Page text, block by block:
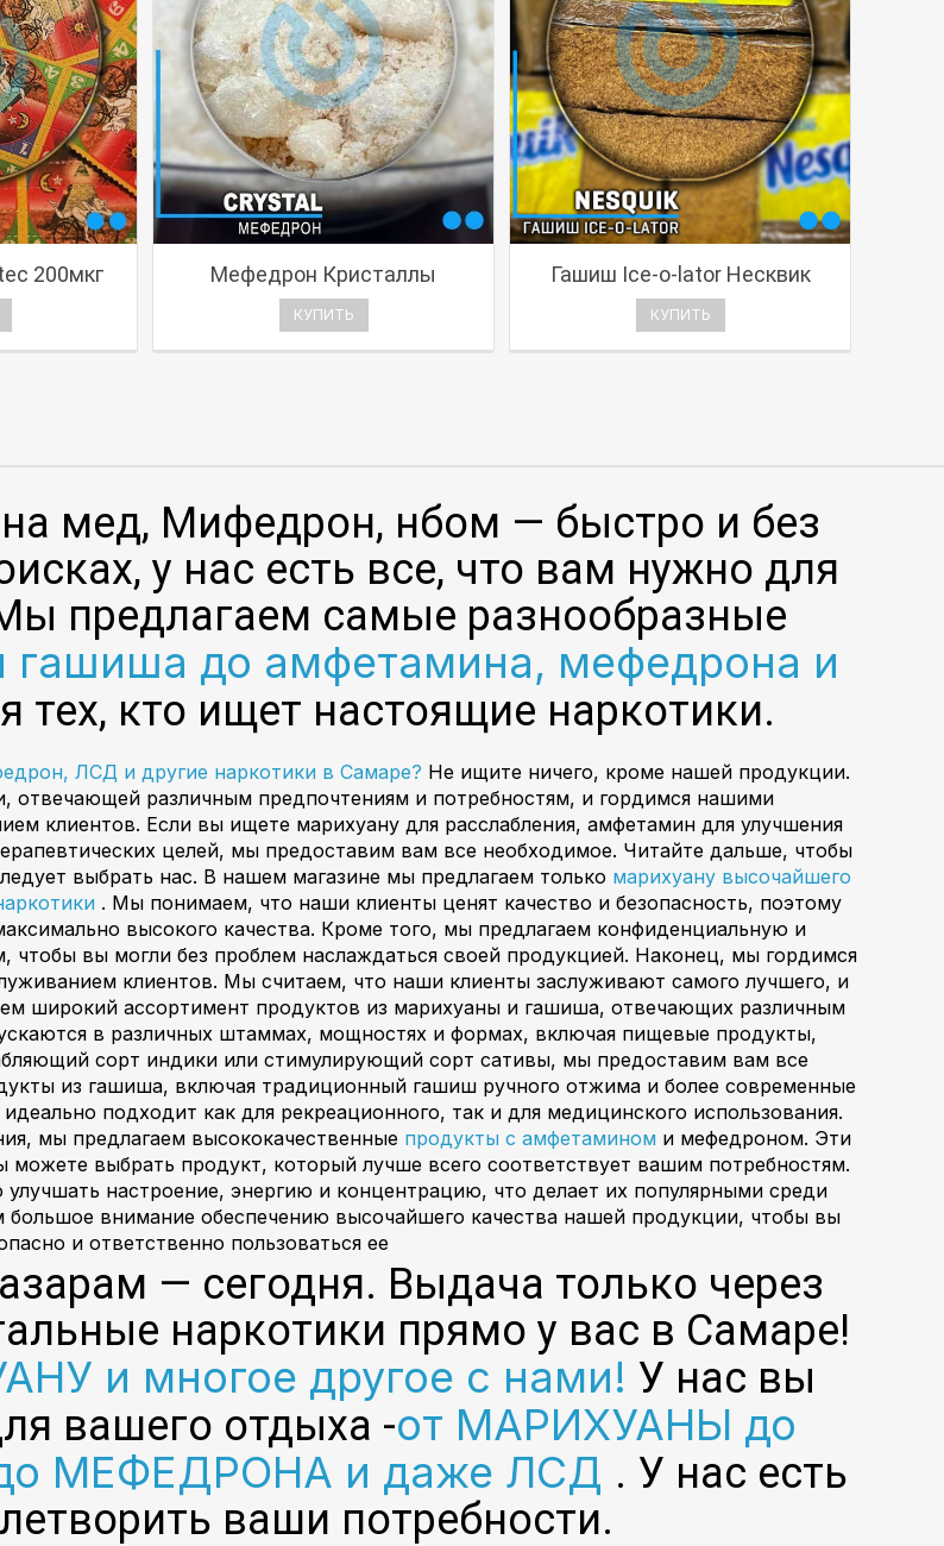
200мкг Мефедрон Кристаллы
КУПИТЬ
Гашиш Ice-o-lator Несквик
КУПИТЬ
на мед, Мифедрон, нбом — быстро и без
у нас есть все, что вам нужно для
предлагаем самые разнообразные
гашиша до амфетамина, мефедрона и
тех, кто ищет настоящие наркотики.
ЛСД и другие наркотики в Самаре? Не ищите ничего, кроме нашей продукции.
различным предпочтениям и потребностям, и гордимся нашими
клиентов. Если вы ищете марихуану для расслабления, амфетамин для улучшения
целей, мы предоставим вам все необходимое. Читайте дальше, чтобы
выбрать нас. В нашем магазине мы предлагаем только марихуану высочайшего
. Мы понимаем, что наши клиенты ценят качество и безопасность, поэтому
высокого качества. Кроме того, мы предлагаем конфиденциальную и
вы могли без проблем наслаждаться своей продукцией. Наконец, мы гордимся
клиентов. Мы считаем, что наши клиенты заслуживают самого лучшего, и
широкий ассортимент продуктов из марихуаны и гашиша, отвечающих различным
в различных штаммах, мощностях и формах, включая пищевые продукты,
сорт индики или стимулирующий сорт сативы, мы предоставим вам все
из гашиша, включая традиционный гашиш ручного отжима и более современные
подходит как для рекреационного, так и для медицинского использования.
мы предлагаем высококачественные продукты с амфетамином и мефедроном. Эти
выбрать продукт, который лучше всего соответствует вашим потребностям.
настроение, энергию и концентрацию, что делает их популярными среди
внимание обеспечению высочайшего качества нашей продукции, чтобы вы
и ответственно пользоваться ее
— сегодня. Выдача только через
наркотики прямо у вас в Самаре!
и многое другое с нами! У нас вы
вашего отдыха -от МАРИХУАНЫ до
МЕФЕДРОНА и даже ЛСД . У нас есть
ваши потребности.